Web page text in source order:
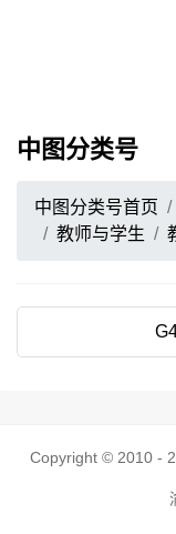
中图分类号
中图分类号首页
教师与学生
Copyright © 2010 -